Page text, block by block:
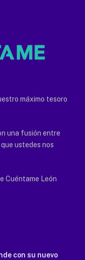
máximo tesoro
una fusión entre
ustedes nos
Cuéntame León
con su nuevo